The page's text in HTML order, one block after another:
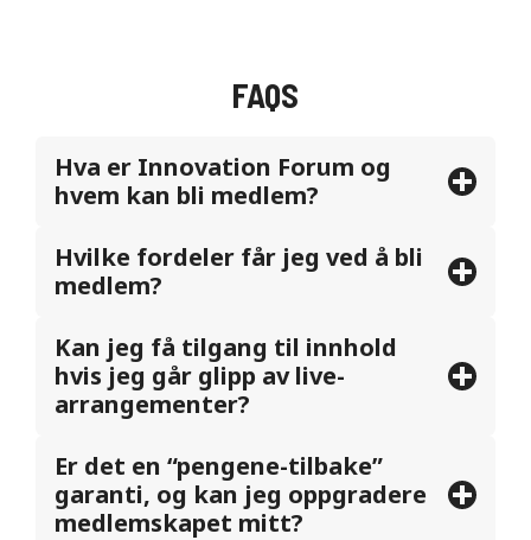
FAQS
Hva er Innovation Forum og
hvem kan bli medlem?
Hvilke fordeler får jeg ved å bli
medlem?
Kan jeg få tilgang til innhold
hvis jeg går glipp av live-
arrangementer?
Er det en “pengene-tilbake”
garanti, og kan jeg oppgradere
medlemskapet mitt?